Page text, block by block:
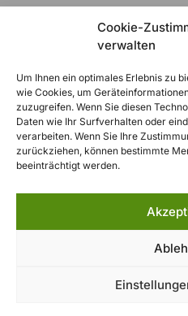
Cookie-
verwalten
Um Ihnen ein optimales Erlebnis zu
wie Cookies, um
zuzugreifen. Wenn Sie diesen
Daten wie Ihr Surfverhalten oder
verarbeiten. Wenn Sie Ihre
zurückziehen, können bestimmte
beeinträchtigt werden.
Fortbildungen & Termine
Kontakt
Rechtliches
Impressum
Datenschutzerklärung
Cookie-Richtlinie (EU)